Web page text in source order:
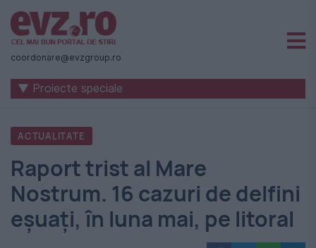
Știri
naționale
internaționale
România
-
Evenimentul
Zilei
coordonare@evzgroup.ro
▼ Proiecte speciale
ACTUALITATE
Raport trist al Mare
Nostrum. 16 cazuri de delfini
eșuați, în luna mai, pe litoral